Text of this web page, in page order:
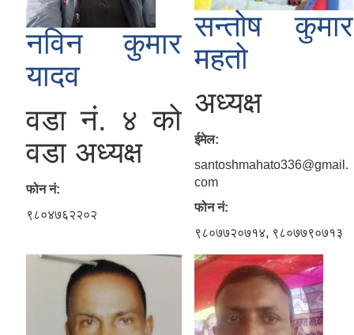
नविन कुमार
यादव
वडा नं. ४ को
वडा अध्यक्ष
फोन नं:
९८०४७६२२०२
सन्तोष कुमार
महतो
अध्यक्ष
ईमेल:
santoshmahato336@gmail.
com
फोन नं:
९८०७७२०७१४, ९८०७७९०७१३